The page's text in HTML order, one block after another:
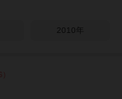
2010年